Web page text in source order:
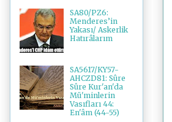
SA80/PZ6:
Menderes’in
Yakası/ Askerlik
Hatırâlarım
SA5617/KY57-
AHCZD81: Sûre
Sûre Kur'an'da
Mü'minlerin
Vasıfları 44:
En'âm (44-55)